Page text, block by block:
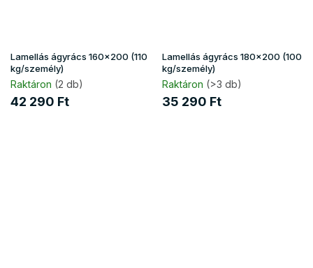
Lamellás ágyrács 160x200 (110
kg/személy)
Raktáron (2 db)
42 290 Ft
Lamellás ágyrács 180x200 (100
kg/személy)
Raktáron (>3 db)
35 290 Ft